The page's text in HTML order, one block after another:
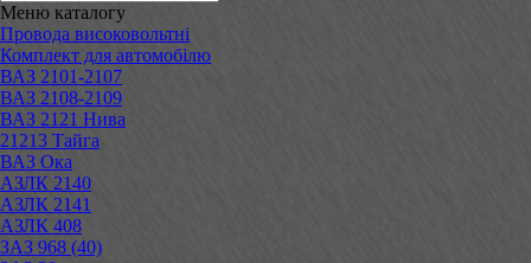
Меню каталогу
Провода високовольтні
Комплект для автомобілю
ВАЗ 2101-2107
ВАЗ 2108-2109
ВАЗ 2121 Нива
21213 Тайга
ВАЗ Ока
АЗЛК 2140
АЗЛК 2141
АЗЛК 408
ЗАЗ 968 (40)